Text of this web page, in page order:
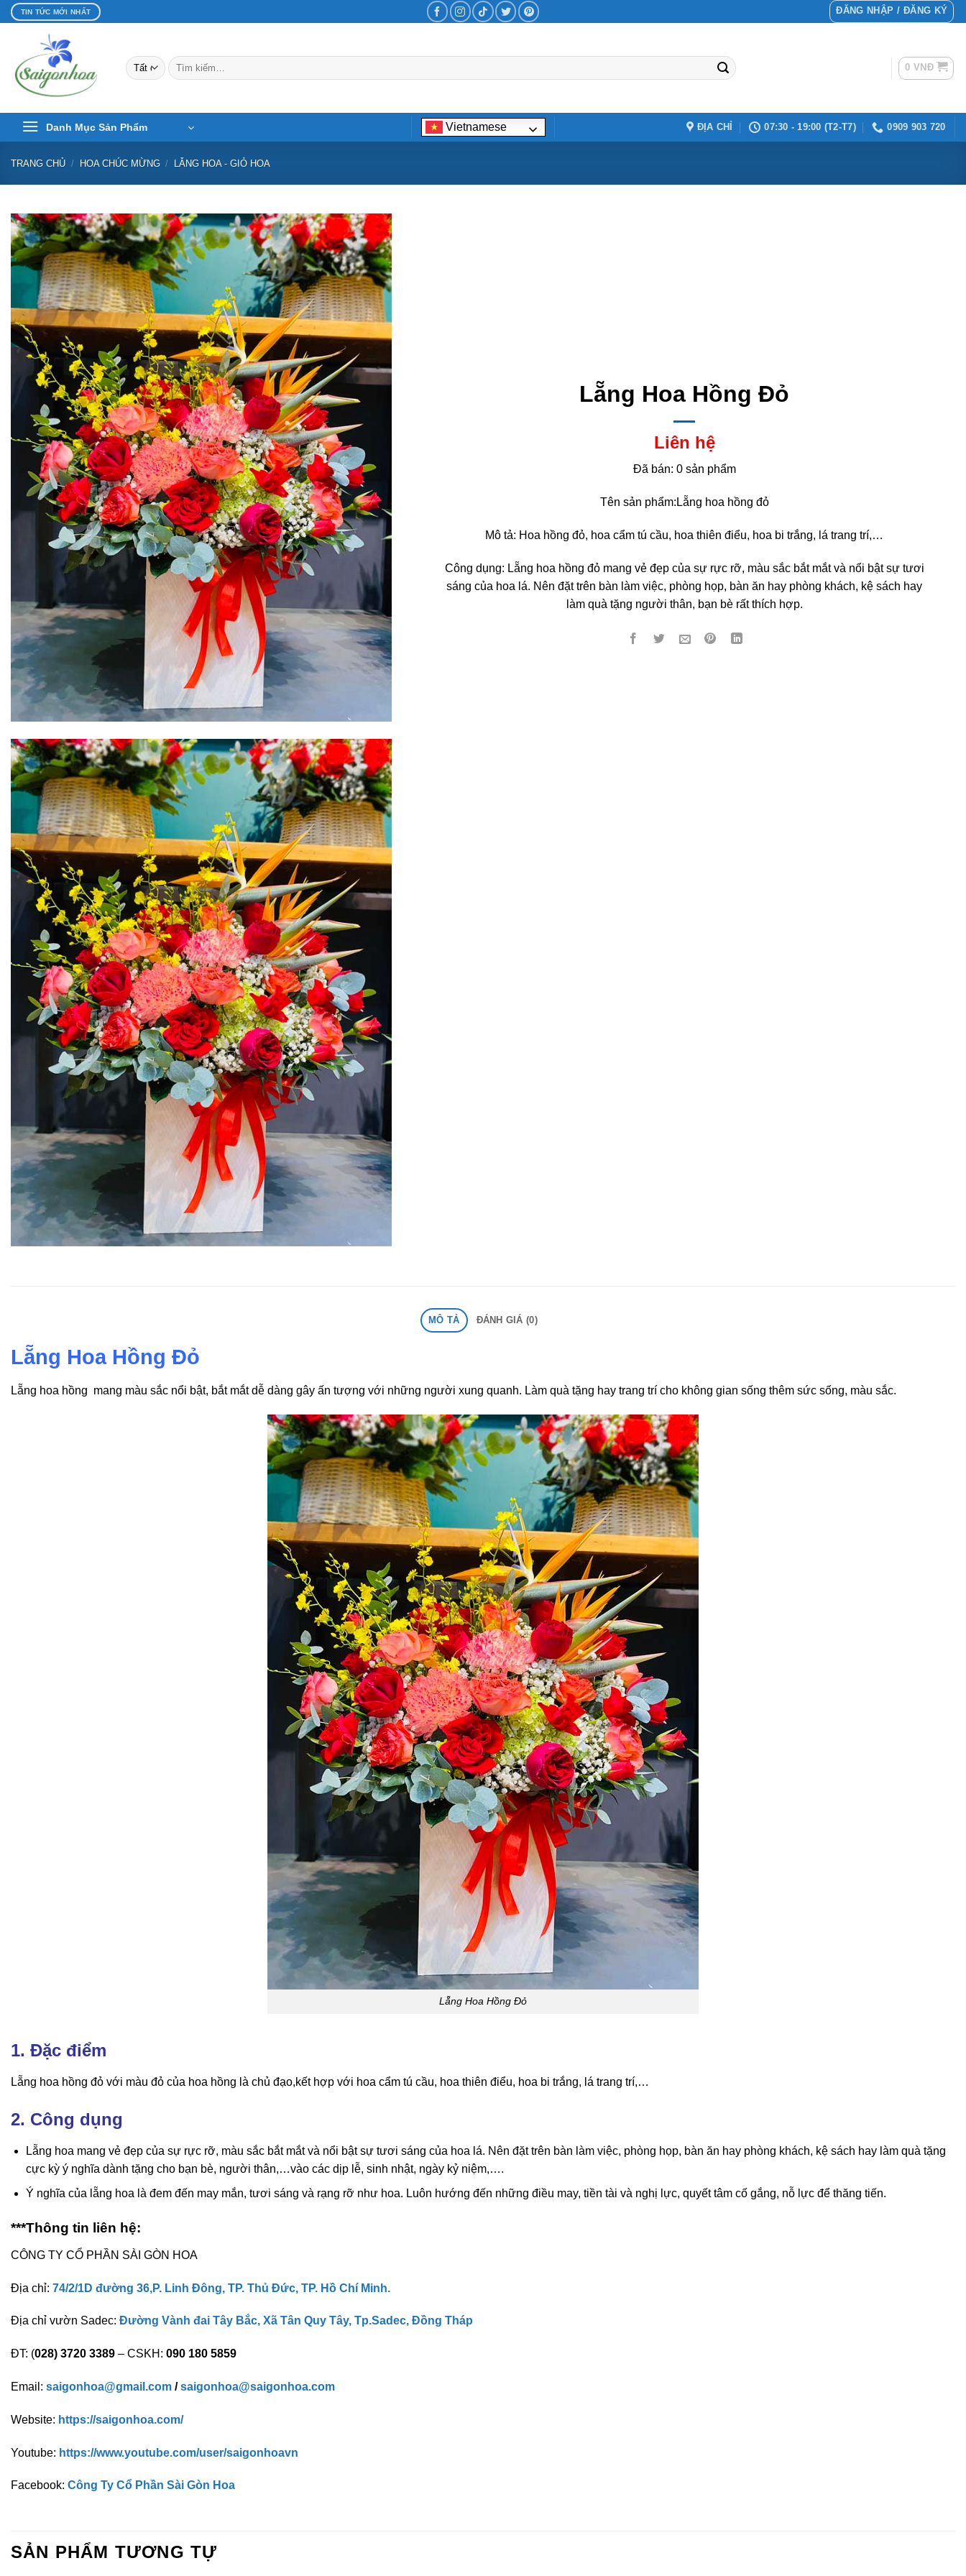
Bỏ
qua
dung
TIN TỨC MỚI NHẤT ĐĂNG NHẬP / ĐĂNG KÝ
Tìm
kiếm:
0 VNĐ
Danh Mục Sản Phẩm Vietnamese ĐỊA CHỈ 07:30 - 19:00 (T2-T7) 0909 903 720
TRANG CHỦ / HOA CHÚC MỪNG / LẴNG HOA - GIỎ HOA
Lẵng Hoa Hồng Đỏ
Liên hệ
Đã bán: 0 sản phẩm
Tên sản phẩm:Lẵng hoa hồng đỏ
Mô tả: Hoa hồng đỏ, hoa cẩm tú cầu, hoa thiên điểu, hoa bi trắng, lá trang trí,…
Công dụng: Lẵng hoa hồng đỏ mang vẻ đẹp của sự rực rỡ, màu sắc bắt mắt và nổi bật sự tươi
sáng của hoa lá. Nên đặt trên bàn làm việc, phòng họp, bàn ăn hay phòng khách, kệ sách hay
làm quà tặng người thân, bạn bè rất thích hợp.
MÔ TẢ ĐÁNH GIÁ (0)
Lẵng Hoa Hồng Đỏ
Lẵng hoa hồng mang màu sắc nổi bật, bắt mắt dễ dàng gây ấn tượng với những người xung quanh. Làm quà tặng hay trang trí cho không gian sống thêm sức sống, màu sắc.
Lẵng Hoa Hồng Đỏ
1. Đặc điểm
Lẵng hoa hồng đỏ với màu đỏ của hoa hồng là chủ đạo,kết hợp với hoa cẩm tú cầu, hoa thiên điểu, hoa bi trắng, lá trang trí,…
2. Công dụng
Lẵng hoa mang vẻ đẹp của sự rực rỡ, màu sắc bắt mắt và nổi bật sự tươi sáng của hoa lá. Nên đặt trên bàn làm việc, phòng họp, bàn ăn hay phòng khách, kệ sách hay làm quà tặng
cực kỳ ý nghĩa dành tặng cho bạn bè, người thân,…vào các dịp lễ, sinh nhật, ngày kỷ niệm,….
Ý nghĩa của lẵng hoa là đem đến may mắn, tươi sáng và rạng rỡ như hoa. Luôn hướng đến những điều may, tiền tài và nghị lực, quyết tâm cố gắng, nỗ lực để thăng tiến.
***Thông tin liên hệ:
CÔNG TY CỔ PHẦN SÀI GÒN HOA
Địa chỉ: 74/2/1D đường 36,P. Linh Đông, TP. Thủ Đức, TP. Hồ Chí Minh.
Địa chỉ vườn Sadec: Đường Vành đai Tây Bắc, Xã Tân Quy Tây, Tp.Sadec, Đồng Tháp
ĐT: (028) 3720 3389 – CSKH: 090 180 5859
Email: saigonhoa@gmail.com /saigonhoa@saigonhoa.com
Website: https://saigonhoa.com/
Youtube: https://www.youtube.com/user/saigonhoavn
Facebook: Công Ty Cổ Phần Sài Gòn Hoa
SẢN PHẨM TƯƠNG TỰ